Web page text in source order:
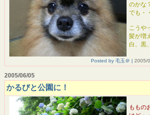
のかな
でも・
こうや
髪が増
白、黒
Posted by 毛玉＠ | 2005/
2005/06/05
かるびと公園に！
ももの